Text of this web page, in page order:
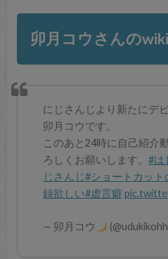
卯月コウさんの
にじさんじより新たにデ
卯月コウです。
このあと24時に自己紹介
ろしくお願いします。#は
じさんじ#ショートカット
録欲しい#虚言癖
— 卯月コウ